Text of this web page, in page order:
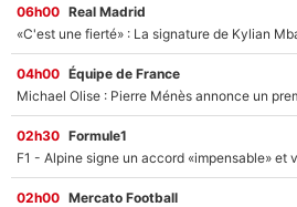
06h00 Real Madrid
04h00 Équipe de France
02h30 Formule1
02h00 Mercato Football